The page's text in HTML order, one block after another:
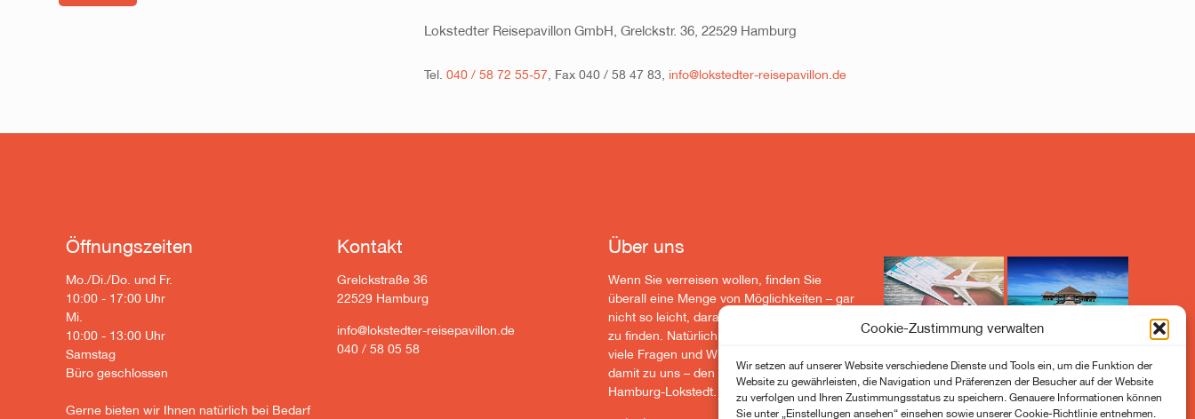
Cookie-Zustimmung verwalten
Wir setzen auf unserer Website verschiedene Dienste und Tools ein, um die Funktion der
Website zu gewährleisten, die Navigation und Präferenzen der Besucher auf der Website
zu verfolgen und Ihren Zustimmungsstatus zu speichern. Genauere Informationen können
Sie unter „Einstellungen ansehen“ einsehen sowie unserer Cookie-Richtlinie entnehmen.
Lokstedter Reisepavillon GmbH, Grelckstr. 36, 22529 Hamburg
Tel. 040 / 58 72 55-57, Fax 040 / 58 47 83, info@lokstedter-reisepavillon.de
Öffnungszeiten
Mo./Di./Do. und Fr.
10:00 - 17:00 Uhr
Mi.
10:00 - 13:00 Uhr
Samstag
Büro geschlossen
Gerne bieten wir Ihnen natürlich bei Bedarf
Kontakt
Grelckstraße 36
22529 Hamburg
info@lokstedter-reisepavillon.de
040 / 58 05 58
Über uns
Wenn Sie verreisen wollen, finden Sie
überall eine Menge von Möglichkeiten – gar
nicht so leicht, daraus genau das Richtige
zu finden. Natürlich ergeben sich dabei
viele Fragen und Wünsche. Kommen Sie
damit zu uns – den Reiseprofis aus
Hamburg-Lokstedt.